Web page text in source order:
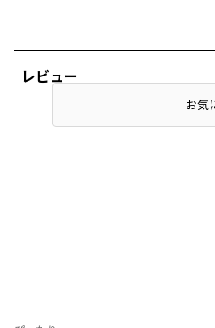
レビュー
お気